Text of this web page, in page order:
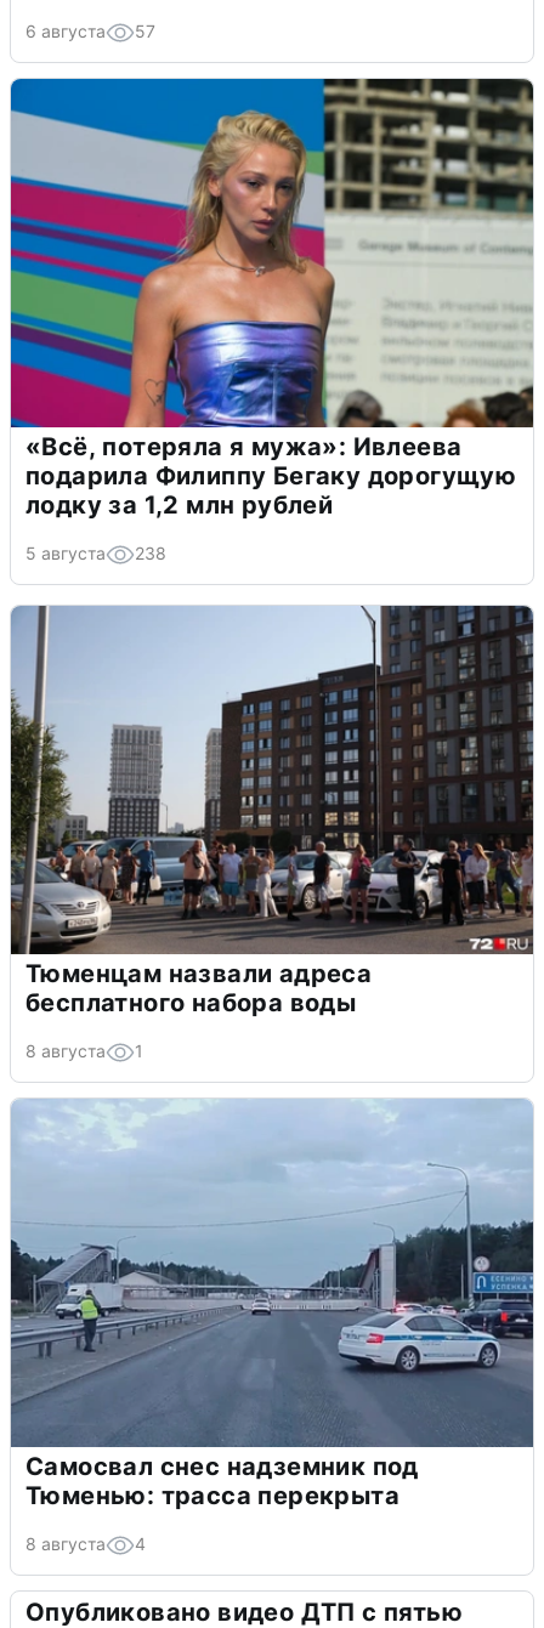
6 августа 57
«Всё, потеряла я мужа»: Ивлеева
подарила Филиппу Бегаку дорогущую
лодку за 1,2 млн рублей
5 августа 238
Тюменцам назвали адреса
бесплатного набора воды
8 августа 1
Самосвал снес надземник под
Тюменью: трасса перекрыта
8 августа 4
Опубликовано видео ДТП с пятью